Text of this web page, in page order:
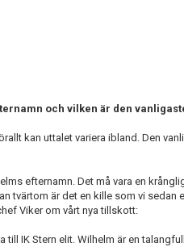
och vilken är den
kan uttalet variera ibland. Den
efternamn. Det må vara en
tvärtom är det en kille som vi sedan
Viker om vårt nya tillskott:
till IK Stern elit. Wilhelm är en